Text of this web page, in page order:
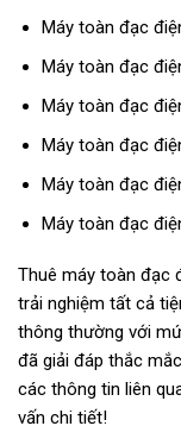
Máy toàn đạc
Máy toàn đạc
Máy toàn đạc
Máy toàn đạc
Máy toàn đạc
Máy toàn đạc
Thuê máy toàn đạc
trải nghiệm tất cả
thông thường với
đã giải đáp thắc
các thông tin liên
vấn chi tiết!